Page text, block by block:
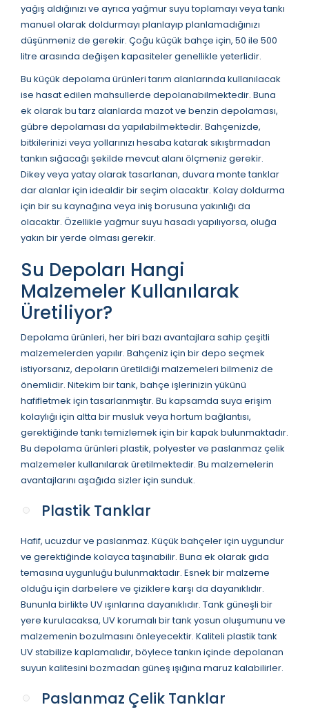
yağış aldığınızı ve ayrıca yağmur suyu toplamayı veya tankı
manuel olarak doldurmayı planlayıp planlamadığınızı
düşünmeniz de gerekir. Çoğu küçük bahçe için, 50 ile 500
litre arasında değişen kapasiteler genellikle yeterlidir.
Bu küçük depolama ürünleri tarım alanlarında kullanılacak
ise hasat edilen mahsullerde depolanabilmektedir. Buna
ek olarak bu tarz alanlarda mazot ve benzin depolaması,
gübre depolaması da yapılabilmektedir. Bahçenizde,
bitkilerinizi veya yollarınızı hesaba katarak sıkıştırmadan
tankın sığacağı şekilde mevcut alanı ölçmeniz gerekir.
Dikey veya yatay olarak tasarlanan, duvara monte tanklar
dar alanlar için idealdir bir seçim olacaktır. Kolay doldurma
için bir su kaynağına veya iniş borusuna yakınlığı da
olacaktır. Özellikle yağmur suyu hasadı yapılıyorsa, oluğa
yakın bir yerde olması gerekir.
Su Depoları Hangi
Malzemeler Kullanılarak
Üretiliyor?
Depolama ürünleri, her biri bazı avantajlara sahip çeşitli
malzemelerden yapılır. Bahçeniz için bir depo seçmek
istiyorsanız, depoların üretildiği malzemeleri bilmeniz de
önemlidir. Nitekim bir tank, bahçe işlerinizin yükünü
hafifletmek için tasarlanmıştır. Bu kapsamda suya erişim
kolaylığı için altta bir musluk veya hortum bağlantısı,
gerektiğinde tankı temizlemek için bir kapak bulunmaktadır.
Bu depolama ürünleri plastik, polyester ve paslanmaz çelik
malzemeler kullanılarak üretilmektedir. Bu malzemelerin
avantajlarını aşağıda sizler için sunduk.
Plastik Tanklar
Hafif, ucuzdur ve paslanmaz. Küçük bahçeler için uygundur
ve gerektiğinde kolayca taşınabilir. Buna ek olarak gıda
temasına uygunluğu bulunmaktadır. Esnek bir malzeme
olduğu için darbelere ve çiziklere karşı da dayanıklıdır.
Bununla birlikte UV ışınlarına dayanıklıdır. Tank güneşli bir
yere kurulacaksa, UV korumalı bir tank yosun oluşumunu ve
malzemenin bozulmasını önleyecektir. Kaliteli plastik tank
UV stabilize kaplamalıdır, böylece tankın içinde depolanan
suyun kalitesini bozmadan güneş ışığına maruz kalabilirler.
Paslanmaz Çelik Tanklar